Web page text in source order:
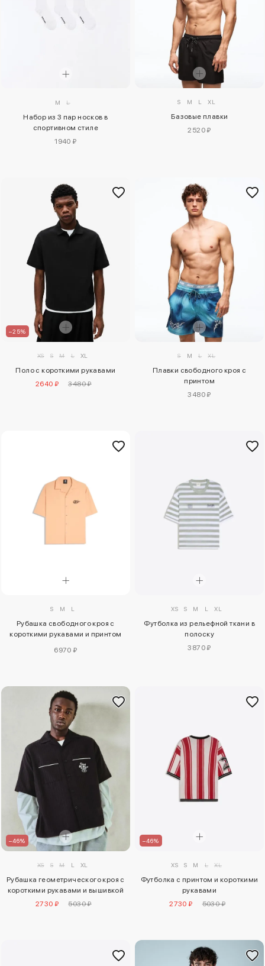
M L
Набор из 3 пар носков в
спортивном стиле
1940 ₽
S M L XL
Базовые плавки
2520 ₽
–25%
XS S M L XL
Поло с короткими рукавами
2640 ₽
3480 ₽
S M L XL
Плавки свободного кроя с
принтом
3480 ₽
S M L
Рубашка свободного кроя с
короткими рукавами и принтом
6970 ₽
XS S M L XL
Футболка из рельефной ткани в
полоску
3870 ₽
–46%
XS S M L XL
Рубашка геометрического кроя с
короткими рукавами и вышивкой
2730 ₽
5030 ₽
–46%
XS S M L XL
Футболка с принтом и короткими
рукавами
2730 ₽
5030 ₽